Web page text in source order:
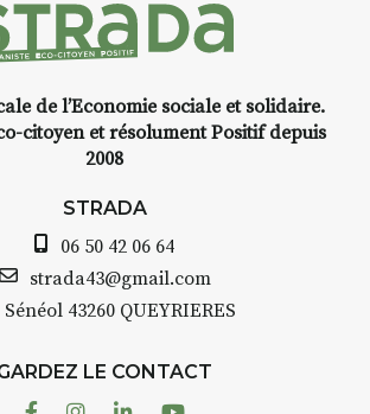
de l’Economie sociale et solidaire.
citoyen et résolument Positif depuis
2008
STRADA
06 50 42 06 64
strada43@gmail.com
Sénéol 43260 QUEYRIERES
LE CONTACT